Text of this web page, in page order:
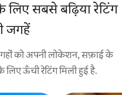
लिए सबसे बढ़िया रेटिंग
जगहें
को अपनी लोकेशन, सफ़ाई के
ऊँची रेटिंग मिली हुई है.